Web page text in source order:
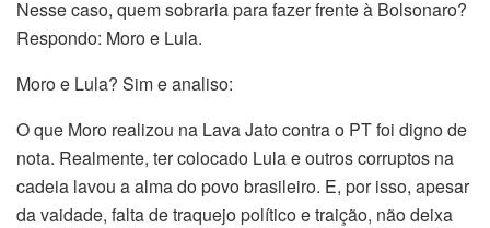
Nesse caso, quem sobraria para fazer frente à Bolsonaro?
Respondo: Moro e Lula.
Moro e Lula? Sim e analiso:
O que Moro realizou na Lava Jato contra o PT foi digno de
nota. Realmente, ter colocado Lula e outros corruptos na
cadeia lavou a alma do povo brasileiro. E, por isso, apesar
da vaidade, falta de traquejo político e traição, não deixa